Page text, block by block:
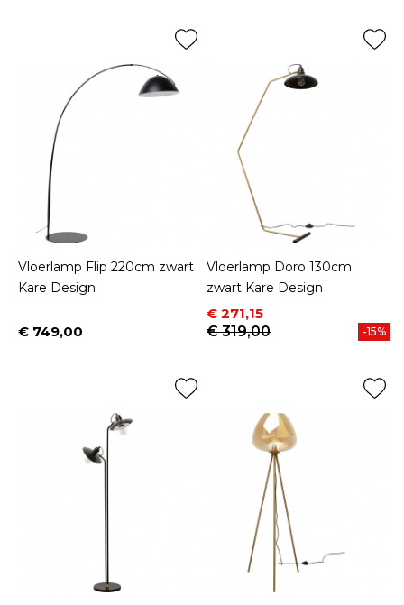
Vloerlamp Flip 220cm zwart
Kare Design
Prijs
€ 749,00
Vloerlamp Doro 130cm
zwart Kare Design
Prijs
€ 271,15
Normale prijs
€ 319,00
-15%